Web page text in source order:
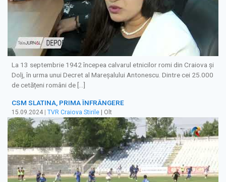
La 13 septembrie 1942 începea calvarul etnicilor romi din Craiova și
Dolj, în urma unui Decret al Mareșalului Antonescu. Dintre cei 25.000
de cetățeni români de […]
CSM SLATINA, PRIMA ÎNFRÂNGERE
15.09.2024 | TVR Craiova Stirile | Olt